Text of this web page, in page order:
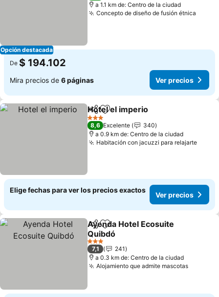
Opción destacada
a 1.1 km de: Centro de la ciudad
Concepto de diseño de fusión étnica
De $ 194.102
Mira precios de 6 páginas Ver precios
CompartirAgregar a favoritos
Hotel el imperio
3 Estrellas
8,6 Excelente
340
a 0.9 km de: Centro de la ciudad
Habitación con jacuzzi para relajarteVer
Elige fechas para ver los precios exactos
Ver precios
CompartirAgregar a favoritos
Ayenda Hotel Ecosuite
Quibdó
Ver precios
3 Estrellas
7,1
241
a 0.3 km de: Centro de la ciudad
Alojamiento que admite mascotasVer